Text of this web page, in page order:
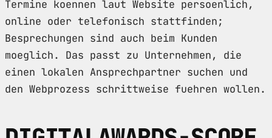
Termine koennen laut Website persoenlich,
online oder telefonisch stattfinden;
Besprechungen sind auch beim Kunden
moeglich. Das passt zu Unternehmen, die
einen lokalen Ansprechpartner suchen und
den Webprozess schrittweise fuehren wollen.